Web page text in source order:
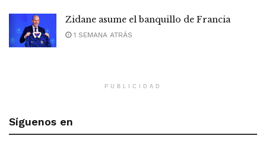
Zidane asume el banquillo de Francia
1 SEMANA ATRÁS
PUBLICIDAD
Síguenos en